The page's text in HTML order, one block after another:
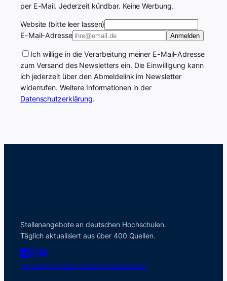
per E-Mail. Jederzeit kündbar. Keine Werbung.
Website (bitte leer lassen)
E-Mail-Adresse
Anmelden
Ich willige in die Verarbeitung meiner E-Mail-Adresse
zum Versand des Newsletters ein. Die Einwilligung kann
ich jederzeit über den Abmeldelink im Newsletter
widerrufen. Weitere Informationen in der
Datenschutzerklärung.
Stellenangebote an deutschen Hochschulen.
Täglich aktualisiert aus über 400 Quellen.
PartnerImpressumDatenschutzKontakt